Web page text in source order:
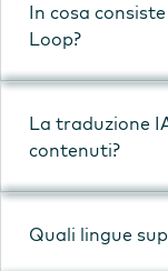
In cosa
Loop?
La traduzione
contenuti?
Quali lingue